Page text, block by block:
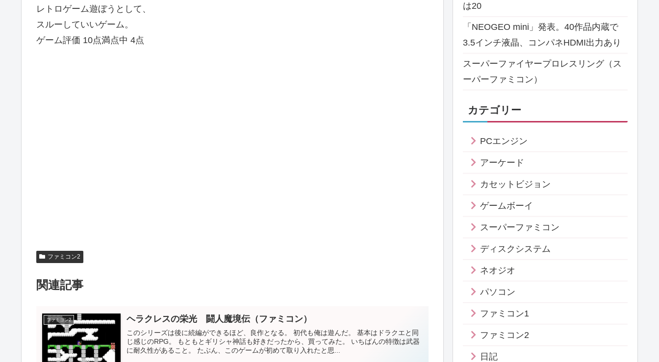
レトロゲーム遊ぼうとして、
スルーしていいゲーム。
ゲーム評価 10点満点中 4点
ファミコン2
関連記事
ファミコン2 ヘラクレスの栄光 闘人魔境伝（ファミコン）
このシリーズは後に続編ができるほど、良作となる。 初代も俺は遊んだ。 基本はドラクエと同
じ感じのRPG。 もともとギリシャ神話も好きだったから、買ってみた。 いちばんの特徴は武器
に耐久性があること。 たぶん、このゲームが初めて取り入れたと思...
は20
「NEOGEO mini」発表。40作品内蔵で
3.5インチ液晶、コンパネHDMI出力あり
スーパーファイヤープロレスリング（ス
ーパーファミコン）
カテゴリー
PCエンジン
アーケード
カセットビジョン
ゲームボーイ
スーパーファミコン
ディスクシステム
ネオジオ
パソコン
ファミコン1
ファミコン2
日記